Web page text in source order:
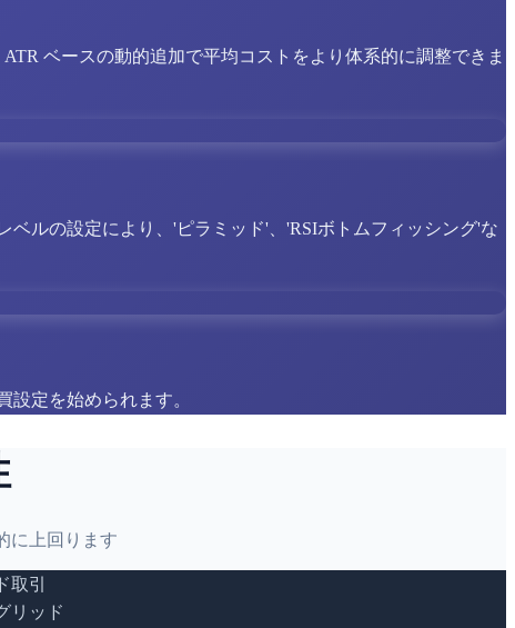
ベースの動的追加で平均コストをより体系的に調整できま
ベルの設定により、'ピラミッド'、'RSIボトムフィッシング'な
定を始められます。
に上回ります
取引
リッド